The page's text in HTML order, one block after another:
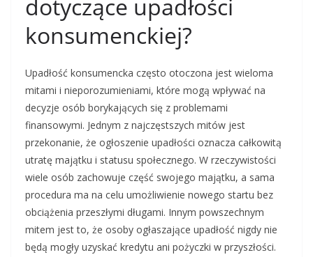
dotyczące upadłości
konsumenckiej?
Upadłość konsumencka często otoczona jest wieloma
mitami i nieporozumieniami, które mogą wpływać na
decyzje osób borykających się z problemami
finansowymi. Jednym z najczęstszych mitów jest
przekonanie, że ogłoszenie upadłości oznacza całkowitą
utratę majątku i statusu społecznego. W rzeczywistości
wiele osób zachowuje część swojego majątku, a sama
procedura ma na celu umożliwienie nowego startu bez
obciążenia przeszłymi długami. Innym powszechnym
mitem jest to, że osoby ogłaszające upadłość nigdy nie
będą mogły uzyskać kredytu ani pożyczki w przyszłości.